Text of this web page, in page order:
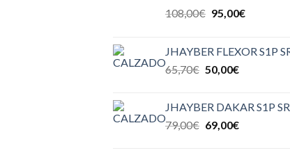
108,00€ 95,00€
JHAYBER FLEXOR S1P
65,70€ 50,00€
JHAYBER DAKAR S1P
79,00€ 69,00€